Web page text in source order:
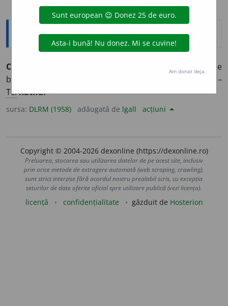
Explicative DEX
CATIFE
Țesătură de mătase, de lînă sau de
bumbac, cu dosul neted și cu fața păroasă, ca o blană. –
Tc.katifa.
sursa: DLRM (1958) adăugată de lgall acțiuni
Copyright © 2004-2026 dexonline (https://dexonline.ro)
Preluarea, stocarea sau utilizarea datelor de pe acest site, inclusiv
prin orice metode de extragere automată (web scraping, crawling),
sunt strict interzise fără acordul nostru prealabil scris, cu excepția
seturilor de date oferite oficial spre utilizare publică (vezi licența).
licență confidențialitate găzduit de Hosterion
Am donat deja.